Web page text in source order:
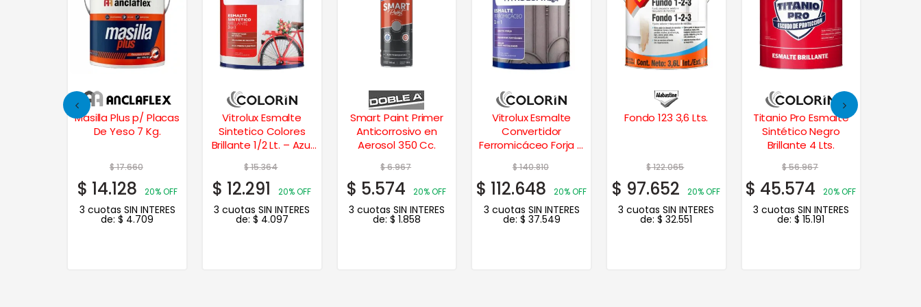
Masilla Plus p/ Placas
De Yeso 7 Kg.
$17.660
$ 14.128 20% OFF
3 cuotas SIN INTERES
de:$ 4.709
Vitrolux Esmalte
Sintetico Colores
Brillante 1/2 Lt. – Azul
$15.364
$ 12.291 20% OFF
3 cuotas SIN INTERES
de: $ 4.097
Smart Paint Primer
Anticorrosivo en
Aerosol 350 Cc.
$6.967
$ 5.574 20% OFF
3 cuotas SIN INTERES
de: $ 1.858
Vitrolux Esmalte
Convertidor
Ferromicáceo Forja 4
$140.810
$ 112.648 20% OFF
3 cuotas SIN INTERES
de: $ 37.549
Fondo 123 3,6 Lts.
$122.065
$ 97.652 20% OFF
3 cuotas SIN INTERES
de:$ 32.551
Titanio Pro Esmalte
Sintético Negro
Brillante 4 Lts.
$56.967
$ 45.574 20% OFF
3 cuotas SIN INTERES
de:$ 15.191